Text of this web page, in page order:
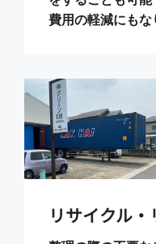
費用の軽減にもな
リサイクル・